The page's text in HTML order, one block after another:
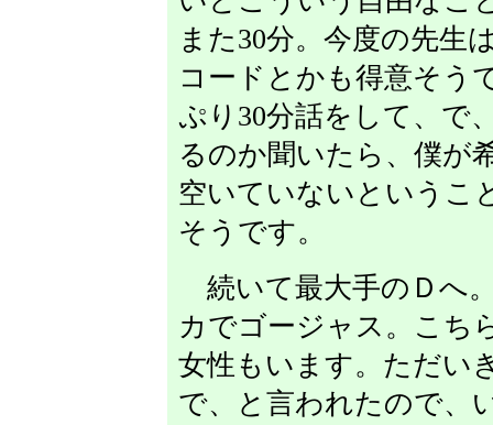
また30分。今度の先生
コードとかも得意そう
ぷり30分話をして、で
るのか聞いたら、僕が
空いていないというこ
そうです。
続いて最大手のＤへ
カでゴージャス。こち
女性もいます。ただい
で、と言われたので、